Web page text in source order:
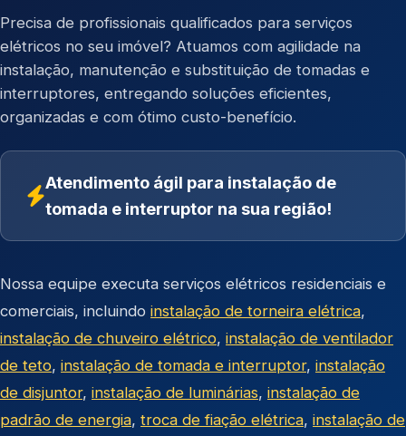
Precisa de profissionais qualificados para serviços
elétricos no seu imóvel? Atuamos com agilidade na
instalação, manutenção e substituição de tomadas e
interruptores, entregando soluções eficientes,
organizadas e com ótimo custo-benefício.
Atendimento ágil para instalação de
tomada e interruptor na sua região!
Nossa equipe executa serviços elétricos residenciais e
comerciais, incluindo instalação de torneira elétrica,
instalação de chuveiro elétrico, instalação de ventilador
de teto, instalação de tomada e interruptor, instalação
de disjuntor, instalação de luminárias, instalação de
padrão de energia, troca de fiação elétrica, instalação de